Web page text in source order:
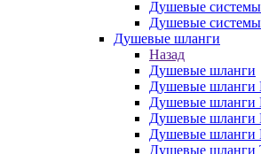
Душевые системы
Душевые системы
Душевые шланги
Назад
Душевые шланги
Душевые шланги
Душевые шланги
Душевые шланги
Душевые шланги
Душевые шланги